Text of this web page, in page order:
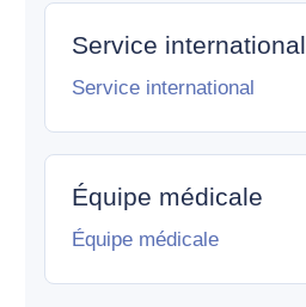
Service international
Service international
Équipe médicale
Équipe médicale